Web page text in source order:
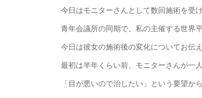
今日はモニターさんとして数回施術を受
青年会議所の同期で、私の主催する世界
今日は彼女の施術後の変化についてお伝え
最初は半年くらい前、モニターさんが一
「目が悪いので治したい」という要望か